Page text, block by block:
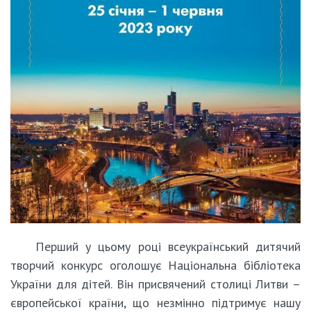
Перший у цьому році всеукраїнський дитячий
творчий конкурс оголошує Національна бібліотека
України для дітей. Він присвячений столиці Литви –
європейської країни, що незмінно підтримує нашу